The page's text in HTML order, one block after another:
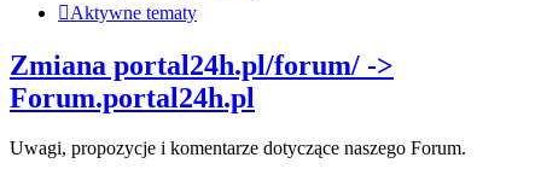
Aktywne tematy
Zmiana portal24h.pl/forum/ ->
Forum.portal24h.pl
Uwagi, propozycje i komentarze dotyczące naszego Forum.